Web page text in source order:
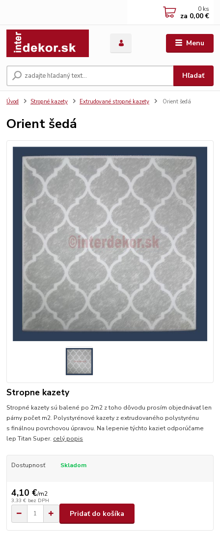
Menu
Hľadať
0 ks
za 0,00 €
Úvod Stropné kazety Extrudované stropné kazety Orient šedá
Orient šedá
Stropne kazety
Stropné kazety sú balené po 2m2 z toho dôvodu prosím objednávať len
párny počet m2. Polystyrénové kazety z extrudovaného polystyrénu
s finálnou povrchovou úpravou. Na lepenie týchto kaziet odporúčame
lep Titan Super. celý popis
Dostupnosť Skladom
4,10 €/m2
3,33 € bez DPH
Pridať do košíka